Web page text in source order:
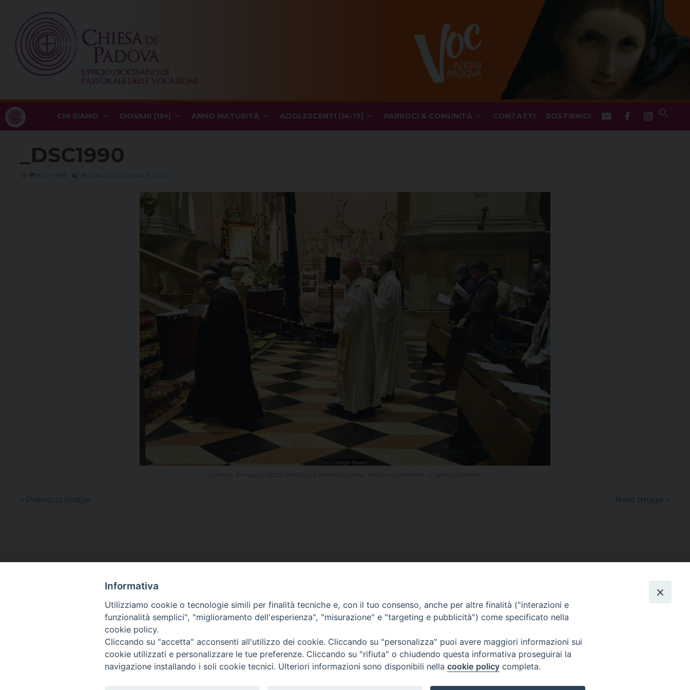
content
CHI SIAMO GIOVANI (19+) ANNO MATURITÀ ADOLESCENTI (14-17) PARROCI & COMUNITÀ CONTATTI SOSTIENICI
_DSC1990
800 × 533 VEGLIA VOCAZIONALE 2022
« Previous Image Next Image »
CONTATTI
via Bonporti, 20 – 35141 Padova
tel: +39 351 619 2354
e mail:
ufficiovocazionipadova@gmail. com
via Valmarana, 20 – 35133 Padova
instagram:
@casasantandreapadova
e mail:
casasantandreapadova@gmail.
Informativa
Utilizziamo cookie o tecnologie simili per finalità tecniche e, con il tuo consenso, anche per altre finalità ("interazioni e
funzionalità semplici", "miglioramento dell'esperienza", "misurazione" e "targeting e pubblicità") come specificato nella
cookie policy.
Cliccando su "accetta" acconsenti all'utilizzo dei cookie. Cliccando su "personalizza" puoi avere maggiori informazioni sui
cookie utilizzati e personalizzare le tue preferenze. Cliccando su "rifiuta" o chiudendo questa informativa proseguirai la
navigazione installando i soli cookie tecnici. Ulteriori informazioni sono disponibili nella cookie policy completa.